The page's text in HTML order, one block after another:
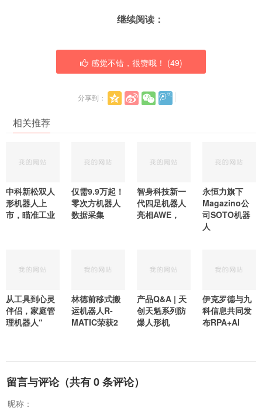
继续阅读：
感觉不错，很赞哦！ (49)
分享到：
相关推荐
中科新松双人
形机器人上
市，瞄准工业
仅需9.9万起！
零次方机器人
数据采集
智身科技新一
代四足机器人
亮相AWE，
永恒力旗下
Magazino公
司SOTO机器
人
从工具到心灵
伴侣，家庭管
理机器人“
林德前移式搬
运机器人R-
MATIC荣获2
产品Q&A | 天
创天魁系列防
爆人形机
伊克罗德与九
科信息共同发
布RPA+AI
留言与评论（共有0条评论）
昵称：